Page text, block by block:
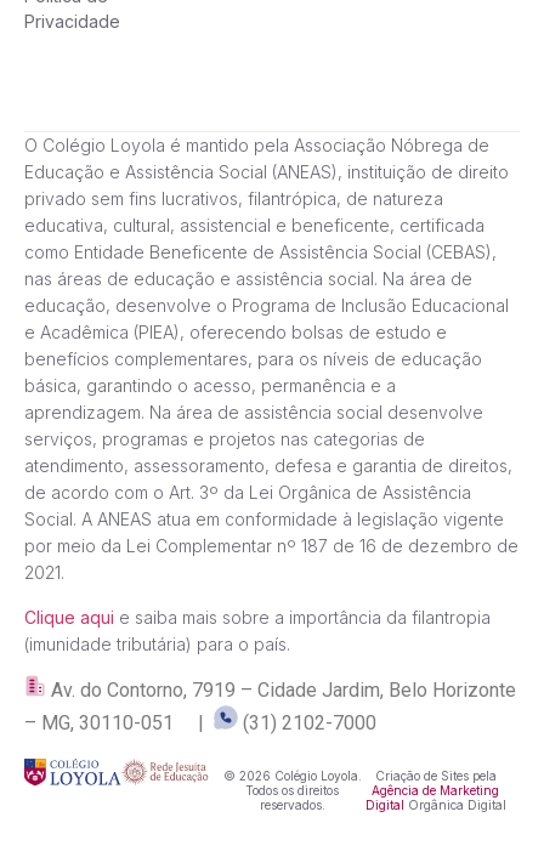
Privacidade
O Colégio Loyola é mantido pela Associação Nóbrega de
Educação e Assistência Social (ANEAS), instituição de direito
privado sem fins lucrativos, filantrópica, de natureza
educativa, cultural, assistencial e beneficente, certificada
como Entidade Beneficente de Assistência Social (CEBAS),
nas áreas de educação e assistência social. Na área de
educação, desenvolve o Programa de Inclusão Educacional
e Acadêmica (PIEA), oferecendo bolsas de estudo e
benefícios complementares, para os níveis de educação
básica, garantindo o acesso, permanência e a
aprendizagem. Na área de assistência social desenvolve
serviços, programas e projetos nas categorias de
atendimento, assessoramento, defesa e garantia de direitos,
de acordo com o Art. 3º da Lei Orgânica de Assistência
Social. A ANEAS atua em conformidade à legislação vigente
por meio da Lei Complementar nº 187 de 16 de dezembro de
2021.
Clique aqui e saiba mais sobre a importância da filantropia
(imunidade tributária) para o país.
Av. do Contorno, 7919 – Cidade Jardim, Belo Horizonte
– MG, 30110-051 |
(31) 2102-7000
© 2026 Colégio Loyola.
Todos os direitos
reservados.
Criação de Sites pela
Agência de Marketing
Digital Orgânica Digital